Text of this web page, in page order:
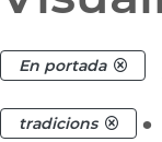
En portada
tradicions .